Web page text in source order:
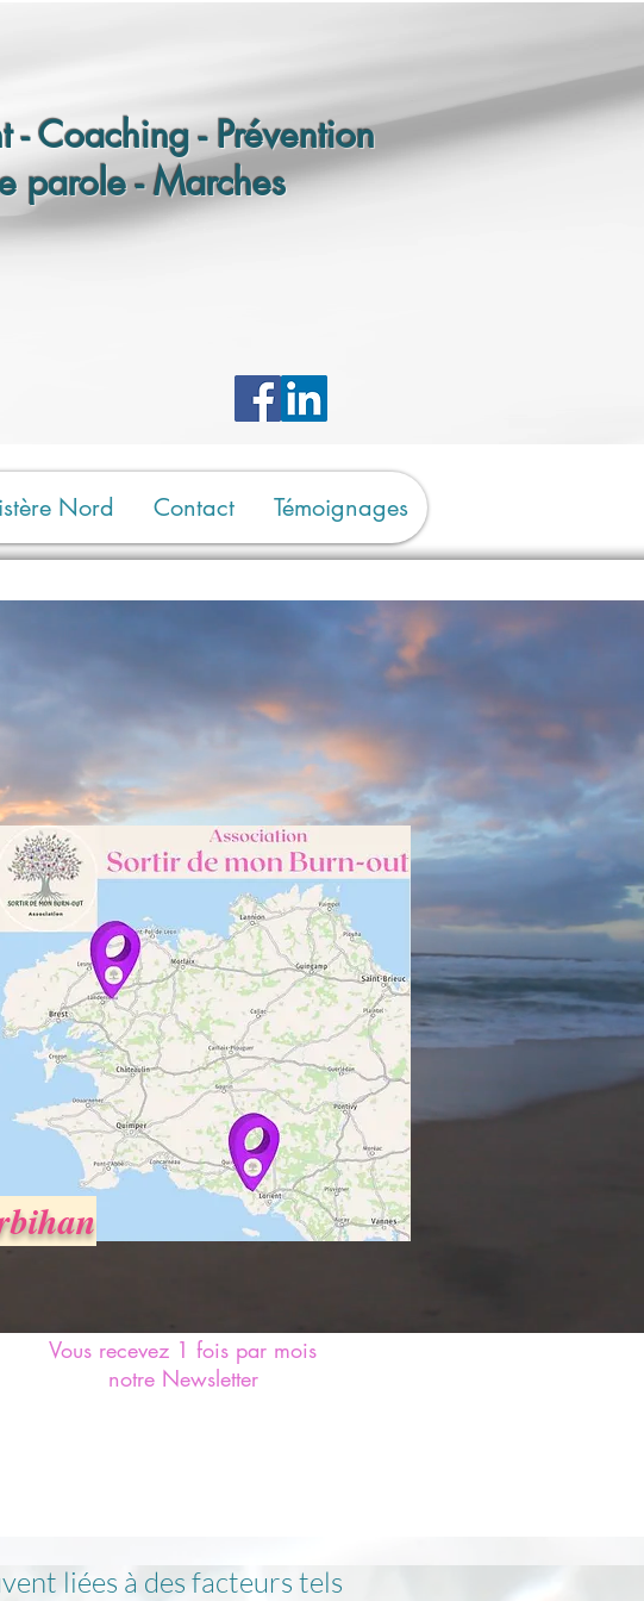
- Coaching - Prévention
parole - Marches
Nord Contact Témoignages
votre
des clés pour en
Vous recevez 1 fois par mois
notre Newsletter
liées à des facteurs tels